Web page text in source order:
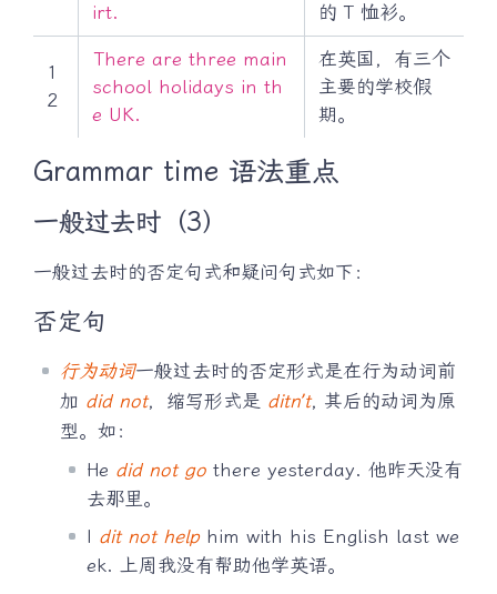
irt.
的 T 恤衫。
1
2
There are three main
school holidays in th
e UK.
在英国，有三个
主要的学校假
期。
Grammar time 语法重点
一般过去时（3）
一般过去时的否定句式和疑问句式如下：
否定句
行为动词一般过去时的否定形式是在行为动词前
加 did not，缩写形式是 ditn’t, 其后的动词为原
型。如：
He did not go there yesterday. 他昨天没有
去那里。
I dit not helphim with his English last we
ek. 上周我没有帮助他学英语。